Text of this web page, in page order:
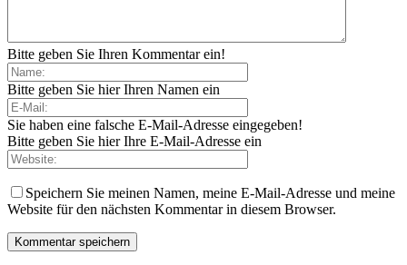
Bitte geben Sie Ihren Kommentar ein!
Bitte geben Sie hier Ihren Namen ein
Sie haben eine falsche E-Mail-Adresse eingegeben!
Bitte geben Sie hier Ihre E-Mail-Adresse ein
Speichern Sie meinen Namen, meine E-Mail-Adresse und meine
Website für den nächsten Kommentar in diesem Browser.